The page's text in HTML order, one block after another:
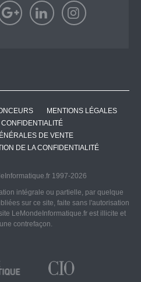
MENTIONS LÉGALES
DE VENTE
DE LA CONFIDENTIALITÉ
1997-2026
intégrale ou partielle, par quelque
sur ce site, faite sans l'autorisation
LeMondeInformatique.fr est illicite et
contrefaçon.